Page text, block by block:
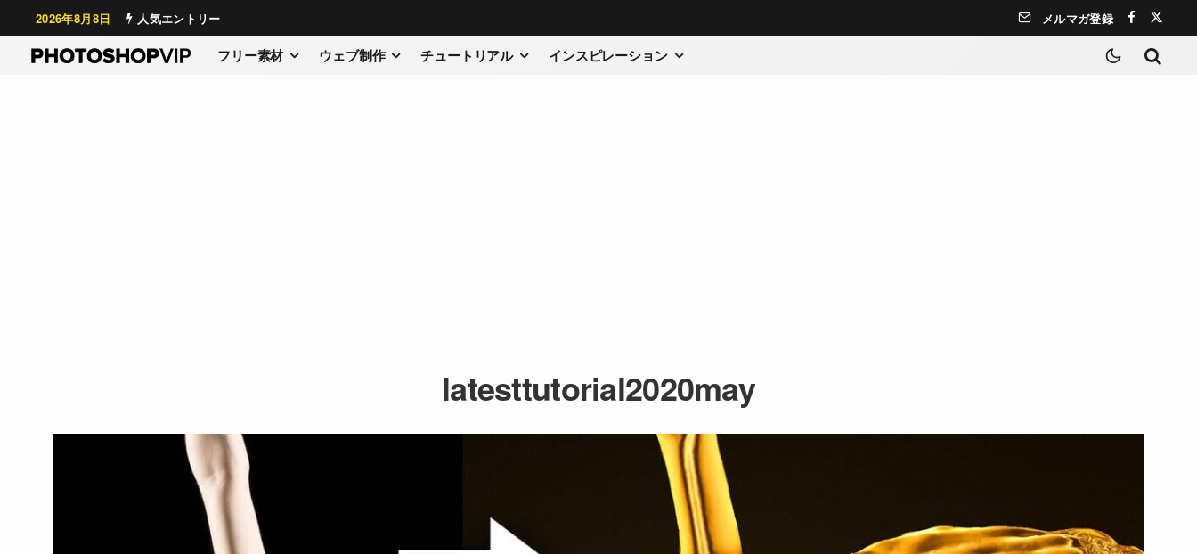
2026年8月8日 人気エントリー メルマガ登録
フリー素材 ウェブ制作 チュートリアル インスピレーション
latesttutorial2020may